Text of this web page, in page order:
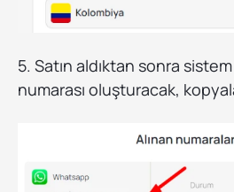
5. Satın aldıktan sonra
numarası oluşturacak,